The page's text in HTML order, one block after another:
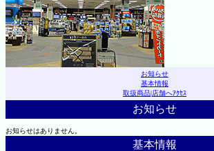
お知らせ
基本情報
取扱商品|店舗へｱｸｾｽ
お知らせ
お知らせはありません。
基本情報